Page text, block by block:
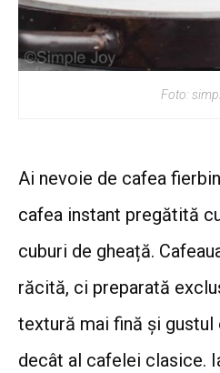
Foto:
Ai nevoie de cafea
cafea instant pregătită
cuburi de gheață.
răcită, ci preparată
textură mai fină și gustul
decât al cafelei clasice.